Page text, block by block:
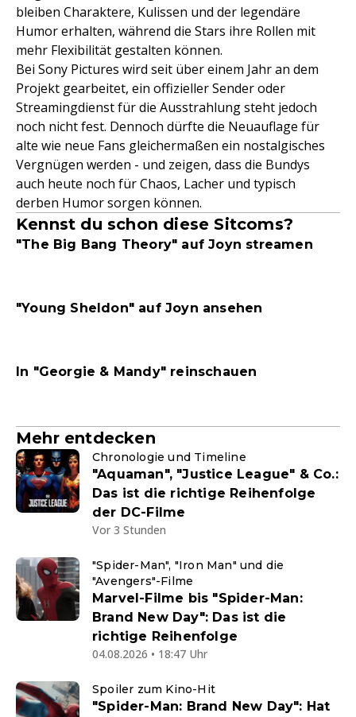
bleiben Charaktere, Kulissen und der legendäre
Humor erhalten, während die Stars ihre Rollen mit
mehr Flexibilität gestalten können.
Bei Sony Pictures wird seit über einem Jahr an dem
Projekt gearbeitet, ein offizieller Sender oder
Streamingdienst für die Ausstrahlung steht jedoch
noch nicht fest. Dennoch dürfte die Neuauflage für
alte wie neue Fans gleichermaßen ein nostalgisches
Vergnügen werden - und zeigen, dass die Bundys
auch heute noch für Chaos, Lacher und typisch
derben Humor sorgen können.
Kennst du schon diese Sitcoms?
"The Big Bang Theory" auf Joyn streamen
"Young Sheldon" auf Joyn ansehen
In "Georgie & Mandy" reinschauen
Mehr entdecken
Chronologie und Timeline
"Aquaman", "Justice League" & Co.:
Das ist die richtige Reihenfolge
der DC-Filme
Vor 3 Stunden
"Spider-Man", "Iron Man" und die
"Avengers"-Filme
Marvel-Filme bis "Spider-Man:
Brand New Day": Das ist die
richtige Reihenfolge
04.08.2026 • 18:47 Uhr
Spoiler zum Kino-Hit
"Spider-Man: Brand New Day": Hat